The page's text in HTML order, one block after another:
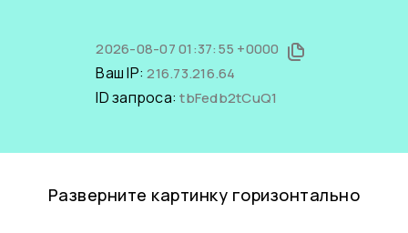
2026-08-07 01:37:55 +0000
Ваш IP:216.73.216.64
ID запроса:tbFedb2tCuQ1
Разверните картинку горизонтально